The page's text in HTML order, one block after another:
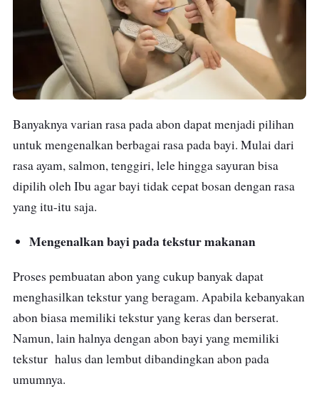
Banyaknya varian rasa pada abon dapat menjadi pilihan
untuk mengenalkan berbagai rasa pada bayi. Mulai dari
rasa ayam, salmon, tenggiri, lele hingga sayuran bisa
dipilih oleh Ibu agar bayi tidak cepat bosan dengan rasa
yang itu-itu saja.
Mengenalkan bayi pada tekstur makanan
Proses pembuatan abon yang cukup banyak dapat
menghasilkan tekstur yang beragam. Apabila kebanyakan
abon biasa memiliki tekstur yang keras dan berserat.
Namun, lain halnya dengan abon bayi yang memiliki
tekstur halus dan lembut dibandingkan abon pada
umumnya.